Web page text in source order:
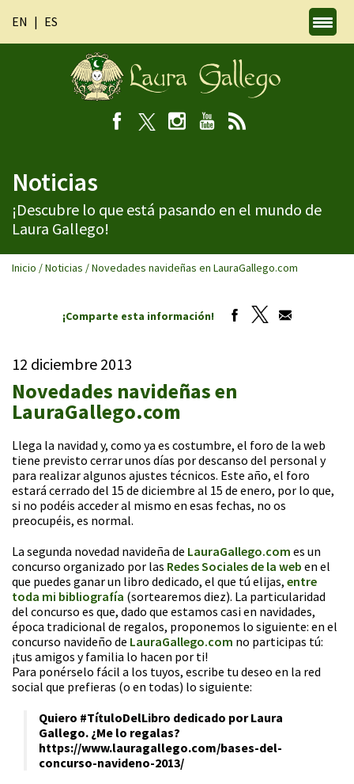
EN ES
Noticias
¡Descubre lo que está pasando en el mundo de
Laura Gallego!
Inicio /Noticias /Novedades navideñas en LauraGallego.com
¡Comparte esta información!
12 diciembre 2013
Novedades navideñas en
LauraGallego.com
Llega la navidad y, como ya es costumbre, el foro de la web
tiene previsto cerrar unos días por descanso del personal y
para realizar algunos ajustes técnicos. Este año, el foro
estará cerrado del 15 de diciembre al 15 de enero, por lo que,
si no podéis acceder al mismo en esas fechas, no os
preocupéis, es normal.
La segunda novedad navideña de LauraGallego.com es un
concurso organizado por las Redes Sociales de la web en el
que puedes ganar un libro dedicado, el que tú elijas, entre
toda mi bibliografía (sortearemos diez). La particularidad
del concurso es que, dado que estamos casi en navidades,
época tradicional de regalos, proponemos lo siguiente: en el
concurso navideño de LauraGallego.com no participas tú:
¡tus amigos y familia lo hacen por ti!
Para ponérselo fácil a los tuyos, escribe tu deseo en la red
social que prefieras (o en todas) lo siguiente:
Quiero #TítuloDelLibro dedicado por Laura
Gallego. ¿Me lo regalas?
https://www.lauragallego.com/bases-del-
concurso-navideno-2013/